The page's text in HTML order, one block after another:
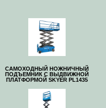
САМОХОДНЫЙ НОЖНИЧНЫЙ
ПОДЪЕМНИК С ВЫДВИЖНОЙ
ПЛАТФОРМОЙ SKYER PL1435